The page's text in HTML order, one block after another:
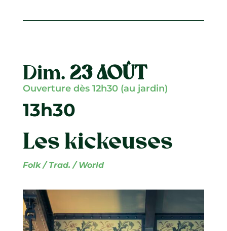
Dim. 23 AOÛT
Ouverture dès 12h30 (au jardin)
13h30
Les kickeuses
Folk / Trad. / World